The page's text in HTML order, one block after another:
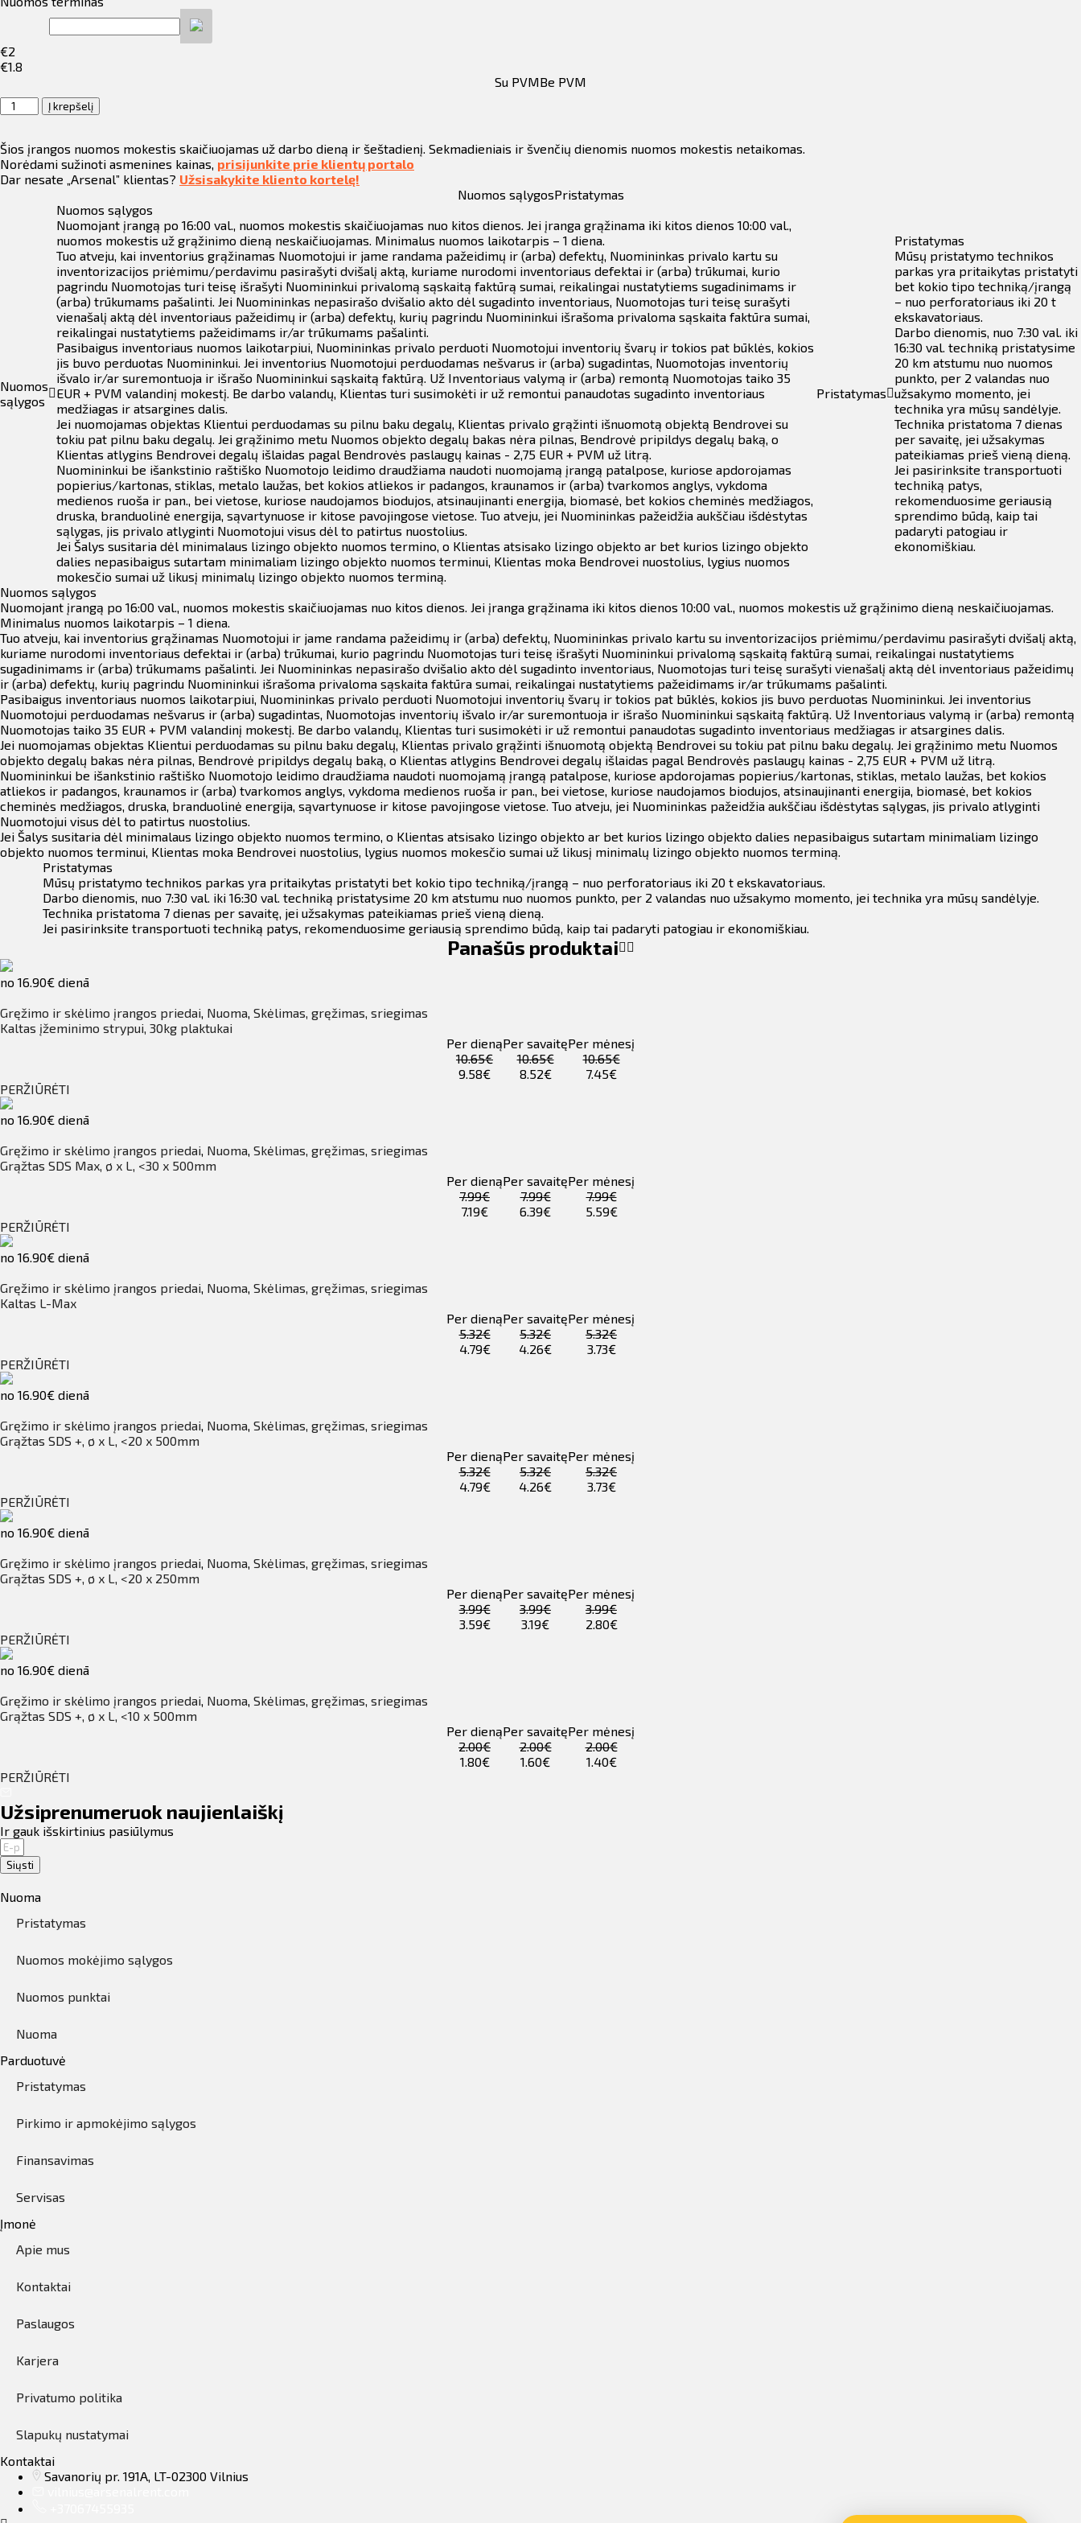
€2
€1.8
Su PVMBe PVM
produkto
kiekis:
SDS
+
Į krepšelį
Šios įrangos nuomos mokestis skaičiuojamas už darbo dieną ir šeštadienį. Sekmadieniais ir švenčių dienomis nuomos mokestis netaikomas.
Norėdami sužinoti asmenines kainas, prisijunkite prie klientų portalo
Dar nesate „Arsenal” klientas? Užsisakykite kliento kortelę!
Nuomos sąlygosPristatymas
Nuomos
sąlygos
Nuomos sąlygos
Nuomojant įrangą po 16:00 val., nuomos mokestis skaičiuojamas nuo kitos dienos. Jei įranga grąžinama iki kitos dienos 10:00 val.,
nuomos mokestis už grąžinimo dieną neskaičiuojamas. Minimalus nuomos laikotarpis – 1 diena.
Tuo atveju, kai inventorius grąžinamas Nuomotojui ir jame randama pažeidimų ir (arba) defektų, Nuomininkas privalo kartu su
inventorizacijos priėmimu/perdavimu pasirašyti dvišalį aktą, kuriame nurodomi inventoriaus defektai ir (arba) trūkumai, kurio
pagrindu Nuomotojas turi teisę išrašyti Nuomininkui privalomą sąskaitą faktūrą sumai, reikalingai nustatytiems sugadinimams ir
(arba) trūkumams pašalinti. Jei Nuomininkas nepasirašo dvišalio akto dėl sugadinto inventoriaus, Nuomotojas turi teisę surašyti
vienašalį aktą dėl inventoriaus pažeidimų ir (arba) defektų, kurių pagrindu Nuomininkui išrašoma privaloma sąskaita faktūra sumai,
reikalingai nustatytiems pažeidimams ir/ar trūkumams pašalinti.
Pasibaigus inventoriaus nuomos laikotarpiui, Nuomininkas privalo perduoti Nuomotojui inventorių švarų ir tokios pat būklės, kokios
jis buvo perduotas Nuomininkui. Jei inventorius Nuomotojui perduodamas nešvarus ir (arba) sugadintas, Nuomotojas inventorių
išvalo ir/ar suremontuoja ir išrašo Nuomininkui sąskaitą faktūrą. Už Inventoriaus valymą ir (arba) remontą Nuomotojas taiko 35
EUR + PVM valandinį mokestį. Be darbo valandų, Klientas turi susimokėti ir už remontui panaudotas sugadinto inventoriaus
medžiagas ir atsargines dalis.
Jei nuomojamas objektas Klientui perduodamas su pilnu baku degalų, Klientas privalo grąžinti išnuomotą objektą Bendrovei su
tokiu pat pilnu baku degalų. Jei grąžinimo metu Nuomos objekto degalų bakas nėra pilnas, Bendrovė pripildys degalų baką, o
Klientas atlygins Bendrovei degalų išlaidas pagal Bendrovės paslaugų kainas - 2,75 EUR + PVM už litrą.
Nuomininkui be išankstinio raštiško Nuomotojo leidimo draudžiama naudoti nuomojamą įrangą patalpose, kuriose apdorojamas
popierius/kartonas, stiklas, metalo laužas, bet kokios atliekos ir padangos, kraunamos ir (arba) tvarkomos anglys, vykdoma
medienos ruoša ir pan., bei vietose, kuriose naudojamos biodujos, atsinaujinanti energija, biomasė, bet kokios cheminės medžiagos,
druska, branduolinė energija, sąvartynuose ir kitose pavojingose vietose. Tuo atveju, jei Nuomininkas pažeidžia aukščiau išdėstytas
sąlygas, jis privalo atlyginti Nuomotojui visus dėl to patirtus nuostolius.
Jei Šalys susitaria dėl minimalaus lizingo objekto nuomos termino, o Klientas atsisako lizingo objekto ar bet kurios lizingo objekto
dalies nepasibaigus sutartam minimaliam lizingo objekto nuomos terminui, Klientas moka Bendrovei nuostolius, lygius nuomos
mokesčio sumai už likusį minimalų lizingo objekto nuomos terminą.
Pristatymas
Pristatymas
Mūsų pristatymo technikos
parkas yra pritaikytas pristatyti
bet kokio tipo techniką/įrangą
– nuo perforatoriaus iki 20 t
ekskavatoriaus.
Darbo dienomis, nuo 7:30 val. iki
16:30 val. techniką pristatysime
20 km atstumu nuo nuomos
punkto, per 2 valandas nuo
užsakymo momento, jei
technika yra mūsų sandėlyje.
Technika pristatoma 7 dienas
per savaitę, jei užsakymas
pateikiamas prieš vieną dieną.
Jei pasirinksite transportuoti
techniką patys,
rekomenduosime geriausią
sprendimo būdą, kaip tai
padaryti patogiau ir
ekonomiškiau.
Nuomos sąlygos
Nuomojant įrangą po 16:00 val., nuomos mokestis skaičiuojamas nuo kitos dienos. Jei įranga grąžinama iki kitos dienos 10:00 val., nuomos mokestis už grąžinimo dieną neskaičiuojamas.
Minimalus nuomos laikotarpis – 1 diena.
Tuo atveju, kai inventorius grąžinamas Nuomotojui ir jame randama pažeidimų ir (arba) defektų, Nuomininkas privalo kartu su inventorizacijos priėmimu/perdavimu pasirašyti dvišalį aktą,
kuriame nurodomi inventoriaus defektai ir (arba) trūkumai, kurio pagrindu Nuomotojas turi teisę išrašyti Nuomininkui privalomą sąskaitą faktūrą sumai, reikalingai nustatytiems
sugadinimams ir (arba) trūkumams pašalinti. Jei Nuomininkas nepasirašo dvišalio akto dėl sugadinto inventoriaus, Nuomotojas turi teisę surašyti vienašalį aktą dėl inventoriaus pažeidimų
ir (arba) defektų, kurių pagrindu Nuomininkui išrašoma privaloma sąskaita faktūra sumai, reikalingai nustatytiems pažeidimams ir/ar trūkumams pašalinti.
Pasibaigus inventoriaus nuomos laikotarpiui, Nuomininkas privalo perduoti Nuomotojui inventorių švarų ir tokios pat būklės, kokios jis buvo perduotas Nuomininkui. Jei inventorius
Nuomotojui perduodamas nešvarus ir (arba) sugadintas, Nuomotojas inventorių išvalo ir/ar suremontuoja ir išrašo Nuomininkui sąskaitą faktūrą. Už Inventoriaus valymą ir (arba) remontą
Nuomotojas taiko 35 EUR + PVM valandinį mokestį. Be darbo valandų, Klientas turi susimokėti ir už remontui panaudotas sugadinto inventoriaus medžiagas ir atsargines dalis.
Jei nuomojamas objektas Klientui perduodamas su pilnu baku degalų, Klientas privalo grąžinti išnuomotą objektą Bendrovei su tokiu pat pilnu baku degalų. Jei grąžinimo metu Nuomos
objekto degalų bakas nėra pilnas, Bendrovė pripildys degalų baką, o Klientas atlygins Bendrovei degalų išlaidas pagal Bendrovės paslaugų kainas - 2,75 EUR + PVM už litrą.
Nuomininkui be išankstinio raštiško Nuomotojo leidimo draudžiama naudoti nuomojamą įrangą patalpose, kuriose apdorojamas popierius/kartonas, stiklas, metalo laužas, bet kokios
atliekos ir padangos, kraunamos ir (arba) tvarkomos anglys, vykdoma medienos ruoša ir pan., bei vietose, kuriose naudojamos biodujos, atsinaujinanti energija, biomasė, bet kokios
cheminės medžiagos, druska, branduolinė energija, sąvartynuose ir kitose pavojingose vietose. Tuo atveju, jei Nuomininkas pažeidžia aukščiau išdėstytas sąlygas, jis privalo atlyginti
Nuomotojui visus dėl to patirtus nuostolius.
Jei Šalys susitaria dėl minimalaus lizingo objekto nuomos termino, o Klientas atsisako lizingo objekto ar bet kurios lizingo objekto dalies nepasibaigus sutartam minimaliam lizingo
objekto nuomos terminui, Klientas moka Bendrovei nuostolius, lygius nuomos mokesčio sumai už likusį minimalų lizingo objekto nuomos terminą.
Pristatymas
Mūsų pristatymo technikos parkas yra pritaikytas pristatyti bet kokio tipo techniką/įrangą – nuo perforatoriaus iki 20 t ekskavatoriaus.
Darbo dienomis, nuo 7:30 val. iki 16:30 val. techniką pristatysime 20 km atstumu nuo nuomos punkto, per 2 valandas nuo užsakymo momento, jei technika yra mūsų sandėlyje.
Technika pristatoma 7 dienas per savaitę, jei užsakymas pateikiamas prieš vieną dieną.
Jei pasirinksite transportuoti techniką patys, rekomenduosime geriausią sprendimo būdą, kaip tai padaryti patogiau ir ekonomiškiau.
Panašūs produktai
no 16.90€ dienā
Gręžimo ir skėlimo įrangos priedai, Nuoma, Skėlimas, gręžimas, sriegimas
Kaltas įžeminimo strypui, 30kg plaktukai
Per dieną
10.65€
9.58€
Per savaitę
10.65€
8.52€
Per mėnesį
10.65€
7.45€
PERŽIŪRĖTI
no 16.90€ dienā
Gręžimo ir skėlimo įrangos priedai, Nuoma, Skėlimas, gręžimas, sriegimas
Grąžtas SDS Max, ø x L, <30 x 500mm
Per dieną
7.99€
7.19€
Per savaitę
7.99€
6.39€
Per mėnesį
7.99€
5.59€
PERŽIŪRĖTI
no 16.90€ dienā
Gręžimo ir skėlimo įrangos priedai, Nuoma, Skėlimas, gręžimas, sriegimas
Kaltas L-Max
Per dieną
5.32€
4.79€
Per savaitę
5.32€
4.26€
Per mėnesį
5.32€
3.73€
PERŽIŪRĖTI
no 16.90€ dienā
Gręžimo ir skėlimo įrangos priedai, Nuoma, Skėlimas, gręžimas, sriegimas
Grąžtas SDS +, ø x L, <20 x 500mm
Per dieną
5.32€
4.79€
Per savaitę
5.32€
4.26€
Per mėnesį
5.32€
3.73€
PERŽIŪRĖTI
no 16.90€ dienā
Gręžimo ir skėlimo įrangos priedai, Nuoma, Skėlimas, gręžimas, sriegimas
Grąžtas SDS +, ø x L, <20 x 250mm
Per dieną
3.99€
3.59€
Per savaitę
3.99€
3.19€
Per mėnesį
3.99€
2.80€
PERŽIŪRĖTI
no 16.90€ dienā
Gręžimo ir skėlimo įrangos priedai, Nuoma, Skėlimas, gręžimas, sriegimas
Grąžtas SDS +, ø x L, <10 x 500mm
Per dieną
2.00€
1.80€
Per savaitę
2.00€
1.60€
Per mėnesį
2.00€
1.40€
PERŽIŪRĖTI
Užsiprenumeruok naujienlaiškį
Ir gauk išskirtinius pasiūlymus
Siųsti
Nuoma
Pristatymas
Nuomos mokėjimo sąlygos
Nuomos punktai
Nuoma
Parduotuvė
Pristatymas
Pirkimo ir apmokėjimo sąlygos
Finansavimas
Servisas
Įmonė
Apie mus
Kontaktai
Paslaugos
Karjera
Privatumo politika
Slapukų nustatymai
Kontaktai
Savanorių pr. 191A, LT-02300 Vilnius